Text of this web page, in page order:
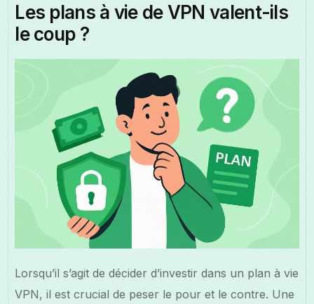
Les plans à vie de VPN valent-ils
le coup ?
Lorsqu’il s’agit de décider d’investir dans un plan à vie
VPN, il est crucial de peser le pour et le contre. Une